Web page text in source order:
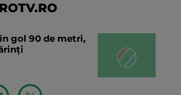
gol 90 de metri,